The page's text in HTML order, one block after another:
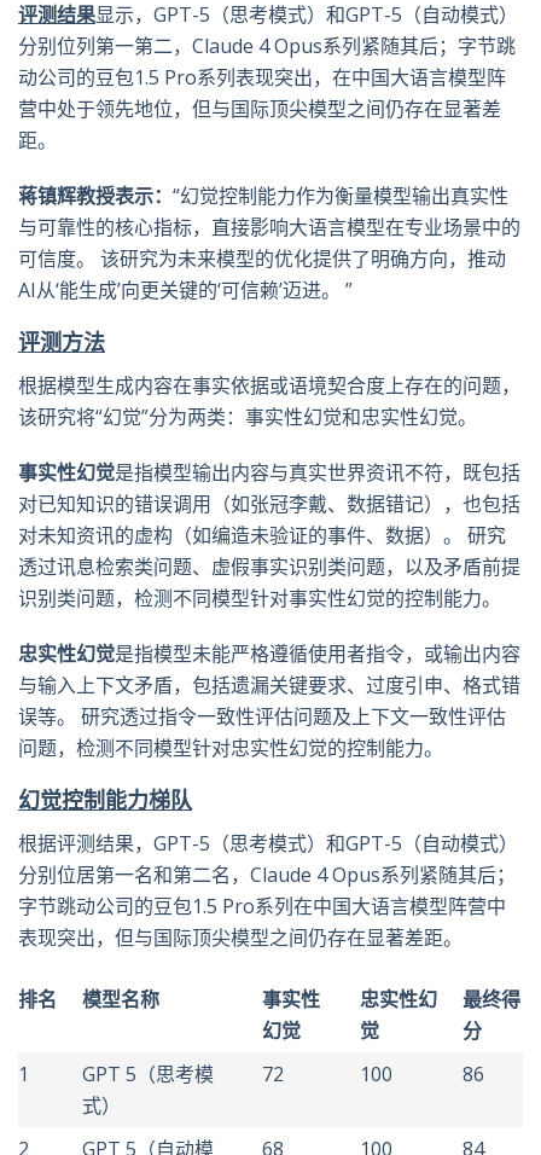
评测结果显示，GPT-5（思考模式）和GPT-5（自动模式）
分别位列第一第二，Claude 4 Opus系列紧随其后；字节跳
动公司的豆包1.5 Pro系列表现突出，在中国大语言模型阵
营中处于领先地位，但与国际顶尖模型之间仍存在显著差
距。
蒋镇辉教授表示： “幻觉控制能力作为衡量模型输出真实性
与可靠性的核心指标，直接影响大语言模型在专业场景中的
可信度。 该研究为未来模型的优化提供了明确方向，推动
AI从‘能生成’向更关键的‘可信赖’迈进。 ”
评测方法
根据模型生成内容在事实依据或语境契合度上存在的问题，
该研究将“幻觉”分为两类：事实性幻觉和忠实性幻觉。
事实性幻觉是指模型输出内容与真实世界资讯不符，既包括
对已知知识的错误调用（如张冠李戴、数据错记），也包括
对未知资讯的虚构（如编造未验证的事件、数据）。 研究
透过讯息检索类问题、虚假事实识别类问题，以及矛盾前提
识别类问题，检测不同模型针对事实性幻觉的控制能力。
忠实性幻觉是指模型未能严格遵循使用者指令，或输出内容
与输入上下文矛盾，包括遗漏关键要求、过度引申、格式错
误等。 研究透过指令一致性评估问题及上下文一致性评估
问题，检测不同模型针对忠实性幻觉的控制能力。
幻觉控制能力梯队
根据评测结果，GPT-5（思考模式）和GPT-5（自动模式）
分别位居第一名和第二名，Claude 4 Opus系列紧随其后；
字节跳动公司的豆包1.5 Pro系列在中国大语言模型阵营中
表现突出，但与国际顶尖模型之间仍存在显著差距。
排名 模型名称
事实性
幻觉
忠实性幻
觉
最终得
分
1
GPT 5（思考模
式）
72 100 86
2 GPT 5（自动模 68 100 84